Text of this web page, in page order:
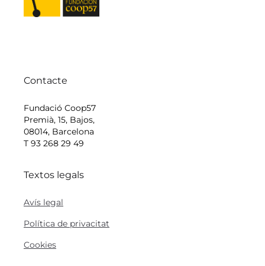
Contacte
Fundació Coop57
Premià, 15, Bajos,
08014, Barcelona
T 93 268 29 49
Textos legals
Avís legal
Política de privacitat
Cookies